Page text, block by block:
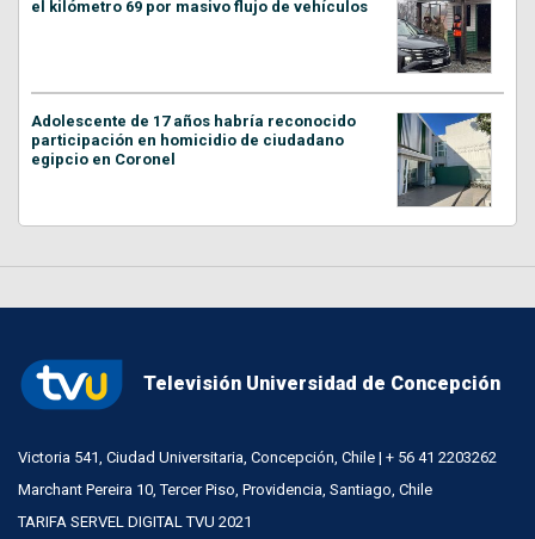
el kilómetro 69 por masivo flujo de vehículos
Adolescente de 17 años habría reconocido
participación en homicidio de ciudadano
egipcio en Coronel
Televisión Universidad de Concepción
Victoria 541, Ciudad Universitaria, Concepción, Chile | + 56 41 2203262
Marchant Pereira 10, Tercer Piso, Providencia, Santiago, Chile
TARIFA SERVEL DIGITAL TVU 2021